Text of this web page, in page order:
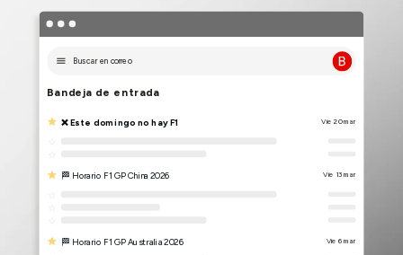
Buscar en correo
Bandeja de entrada
❌ Este domingo no hay F1 Vie 20 mar
🏁 Horario F1 GP China 2026 Vie 13 mar
🏁 Horario F1 GP Australia 2026 Vie 6 mar